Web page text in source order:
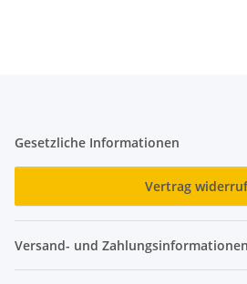
Gesetzliche Informationen
Vertrag
Versand- und Zahlungsinformationen